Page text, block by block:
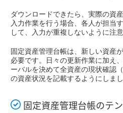
ダウンロードできたら、実際の資
入力作業を行う場合、各人が担当
して、入力が重複しないように注
固定資産管理台帳は、新しい資産
必要です。日々の更新作業に加え
ーバルを決めて全資産の現状確認
の資産状況を記載するようにしまし
固定資産管理台帳のテ